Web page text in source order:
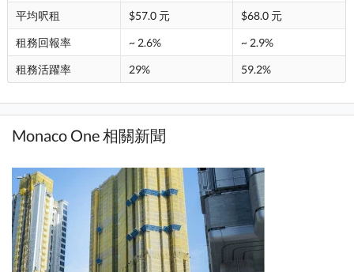
平均呎租
$57.0 元
$68.0 元
租務回報率
~ 2.6%
~ 2.9%
租務活躍率
29% 59.2%
Monaco One 相關新聞